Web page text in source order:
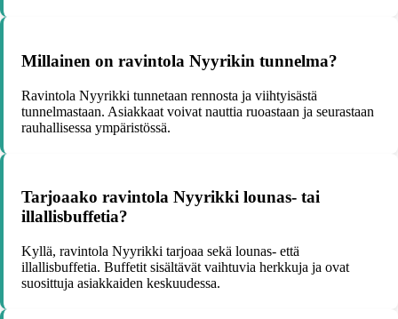
Millainen on ravintola Nyyrikin tunnelma?
Ravintola Nyyrikki tunnetaan rennosta ja viihtyisästä
tunnelmastaan. Asiakkaat voivat nauttia ruoastaan ja seurastaan
rauhallisessa ympäristössä.
Tarjoaako ravintola Nyyrikki lounas- tai
illallisbuffetia?
Kyllä, ravintola Nyyrikki tarjoaa sekä lounas- että
illallisbuffetia. Buffetit sisältävät vaihtuvia herkkuja ja ovat
suosittuja asiakkaiden keskuudessa.